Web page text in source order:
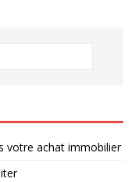
votre achat immobilier